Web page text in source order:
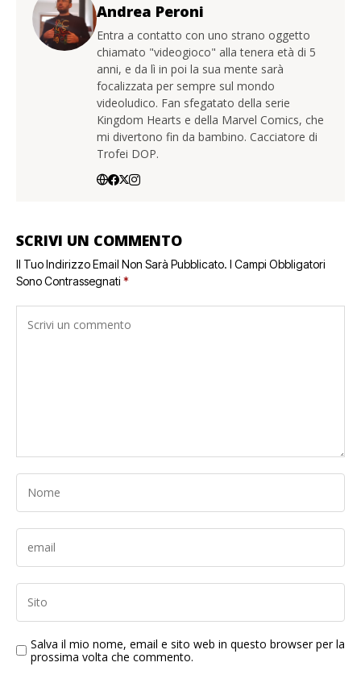
Andrea Peroni
Entra a contatto con uno strano oggetto
chiamato "videogioco" alla tenera età di 5
anni, e da lì in poi la sua mente sarà
focalizzata per sempre sul mondo
videoludico. Fan sfegatato della serie
Kingdom Hearts e della Marvel Comics, che
mi divertono fin da bambino. Cacciatore di
Trofei DOP.
SCRIVI UN COMMENTO
Il Tuo Indirizzo Email Non Sarà Pubblicato. I Campi Obbligatori
Sono Contrassegnati *
Salva il mio nome, email e sito web in questo browser per la
prossima volta che commento.